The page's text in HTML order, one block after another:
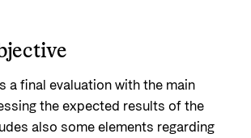
a final evaluation with the main
the expected results of the
also some elements regarding